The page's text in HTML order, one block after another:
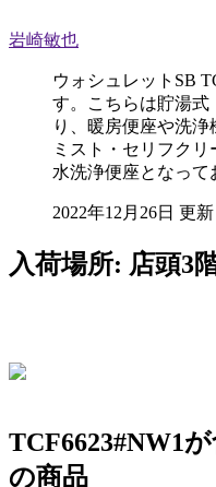
岩崎敏也
ウォシュレットSB
す。こちらは貯湯式
り、暖房便座や洗
ミスト・セリフク
水洗浄便座となって
2022年12月26日 更新
入荷場所: 店頭3
TCF6623#NW1
の商品